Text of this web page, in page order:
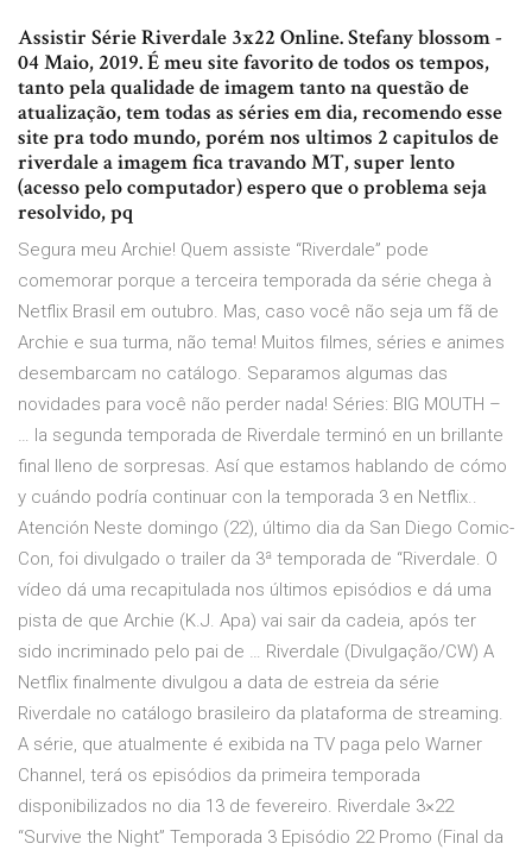
Assistir Série Riverdale 3x22 Online. Stefany blossom -
04 Maio, 2019. É meu site favorito de todos os tempos,
tanto pela qualidade de imagem tanto na questão de
atualização, tem todas as séries em dia, recomendo esse
site pra todo mundo, porém nos ultimos 2 capitulos de
riverdale a imagem fica travando MT, super lento
(acesso pelo computador) espero que o problema seja
resolvido, pq
Segura meu Archie! Quem assiste “Riverdale” pode
comemorar porque a terceira temporada da série chega à
Netflix Brasil em outubro. Mas, caso você não seja um fã de
Archie e sua turma, não tema! Muitos filmes, séries e animes
desembarcam no catálogo. Separamos algumas das
novidades para você não perder nada! Séries: BIG MOUTH –
… la segunda temporada de Riverdale terminó en un brillante
final lleno de sorpresas. Así que estamos hablando de cómo
y cuándo podría continuar con la temporada 3 en Netflix..
Atención Neste domingo (22), último dia da San Diego Comic-
Con, foi divulgado o trailer da 3ª temporada de “Riverdale. O
vídeo dá uma recapitulada nos últimos episódios e dá uma
pista de que Archie (K.J. Apa) vai sair da cadeia, após ter
sido incriminado pelo pai de … Riverdale (Divulgação/CW) A
Netflix finalmente divulgou a data de estreia da série
Riverdale no catálogo brasileiro da plataforma de streaming.
A série, que atualmente é exibida na TV paga pelo Warner
Channel, terá os episódios da primeira temporada
disponibilizados no dia 13 de fevereiro. Riverdale 3×22
“Survive the Night” Temporada 3 Episódio 22 Promo (Final da